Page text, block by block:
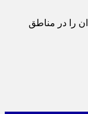
را در مناطق